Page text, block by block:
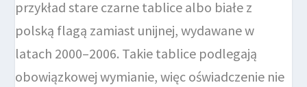
przykład stare czarne tablice albo białe z
polską flagą zamiast unijnej, wydawane w
latach 2000–2006. Takie tablice podlegają
obowiązkowej wymianie, więc oświadczenie nie